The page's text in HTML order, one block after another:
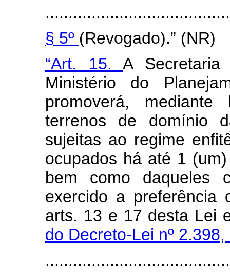
§ 5º (Revogado).” (NR)
“Art. 15. A
Ministério do
promoverá,
terrenos de domínio
sujeitas ao regime
ocupados há até 1
bem como daqueles
exercido a
arts. 13 e 17 desta Lei
do Decreto-Lei nº